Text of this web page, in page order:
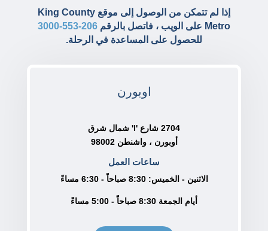
إذا لم تتمكن من الوصول إلى موقع King County
Metro على الويب ، فاتصل بالرقم
206-553-3000
للحصول على المساعدة في الرحلة.
اوبورن
2704 شارع 'I' شمال شرق
أوبورن ، واشنطن 98002
ساعات العمل
الاثنين - الخميس: 8:30 صباحاً - 6:30 مساءً
أيام الجمعة 8:30 صباحاً - 5:00 مساءً